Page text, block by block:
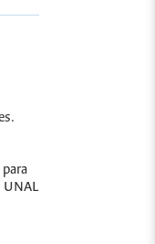
UNAL